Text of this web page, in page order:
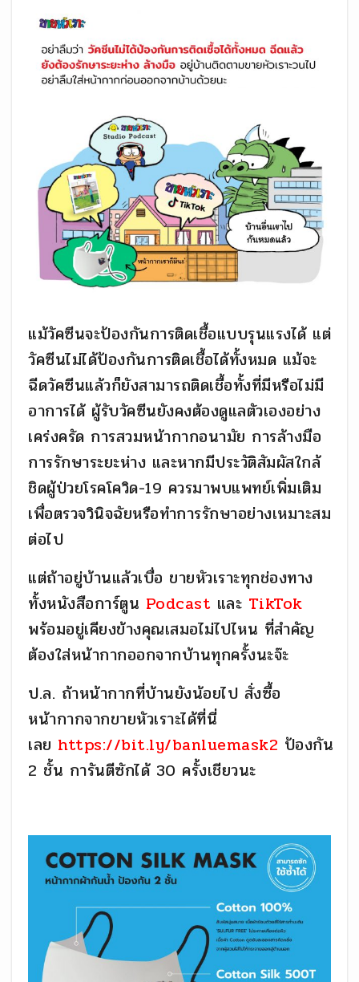
แม้วัคซีนจะป้องกันการติดเชื้อแบบรุนแรงได้ แต่
วัคซีนไม่ได้ป้องกันการติดเชื้อได้ทั้งหมด แม้จะ
ฉีดวัคซีนแล้วก็ยังสามารถติดเชื้อทั้งที่มีหรือไม่มี
อาการได้ ผู้รับวัคซีนยังคงต้องดูแลตัวเองอย่าง
เคร่งครัด การสวมหน้ากากอนามัย การล้างมือ
การรักษาระยะห่าง และหากมีประวัติสัมผัสใกล้
ชิดผู้ป่วยโรคโควิด-19 ควรมาพบแพทย์เพิ่มเติม
เพื่อตรวจวินิจฉัยหรือทำการรักษาอย่างเหมาะสม
ต่อไป
แต่ถ้าอยู่บ้านแล้วเบื่อ ขายหัวเราะทุกช่องทาง
ทั้งหนังสือการ์ตูน Podcast และ TikTok
พร้อมอยู่เคียงข้างคุณเสมอไม่ไปไหน ที่สำคัญ
ต้องใส่หน้ากากออกจากบ้านทุกครั้งนะจ๊ะ
ป.ล. ถ้าหน้ากากที่บ้านยังน้อยไป สั่งซื้อ
หน้ากากจากขายหัวเราะได้ที่นี่
เลย https://bit.ly/banluemask2 ป้องกัน
2 ชั้น การันตีซักได้ 30 ครั้งเชียวนะ